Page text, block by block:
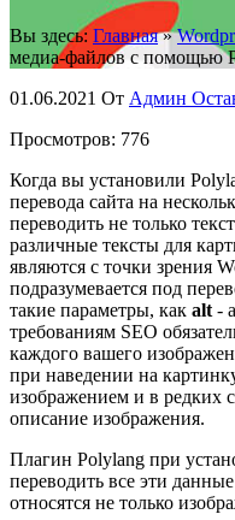
Вы здесь: Главная»
медиа-файлов с помощью
01.06.2021 От Админ
Просмотров: 776
Когда вы установили
перевода сайта на
переводить не только
различные тексты для
являются с точки зрения
подразумевается под
такие параметры, как alt -
требованиям SEO
каждого вашего
при наведении на
изображением и в редких
описание изображения.
Плагин Polylang при
переводить все эти
относятся не только